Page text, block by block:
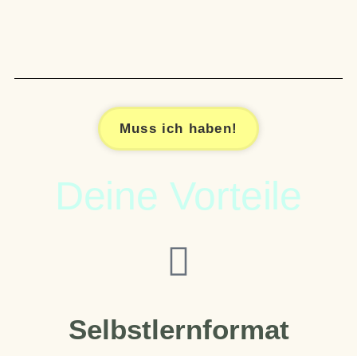
Muss ich haben!
Deine Vorteile
Selbstlernformat